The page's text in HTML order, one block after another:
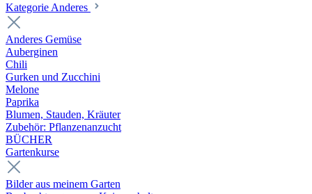
Kategorie Anderes
Anderes Gemüse
Auberginen
Chili
Gurken und Zucchini
Melone
Paprika
Blumen, Stauden, Kräuter
Zubehör: Pflanzenanzucht
BÜCHER
Gartenkurse
Bilder aus meinem Garten